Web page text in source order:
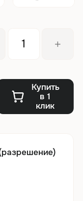
Купить
в 1
клик